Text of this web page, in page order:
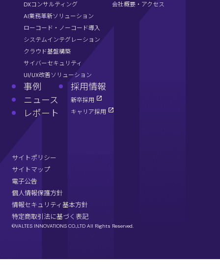
DXコンサルティング
AI業務革新ソリューション
ローコード・ノーコード導入
システムインテグレーション
クラウド基盤構築
サイバーセキュリティ
UI/UX改善ソリューション
会社概要・アクセス
事例
ニュース
レポート
採用情報
新卒採用
キャリア採用
サイトポリシー
サイトマップ
電子公告
個人情報保護方針
情報セキュリティ基本方針
特定商取引法に基づく表記
©VALTES INNOVATIONS CO.,LTD All Rights Reserved.